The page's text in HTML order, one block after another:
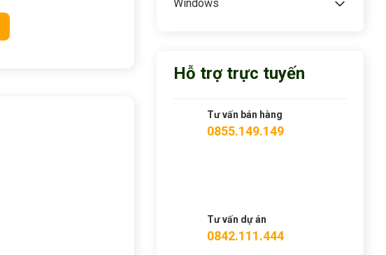
Windows
Hỗ trợ trực tuyến
Tư vấn bán hàng
0855.149.149
Tư vấn dự án
0842.111.444